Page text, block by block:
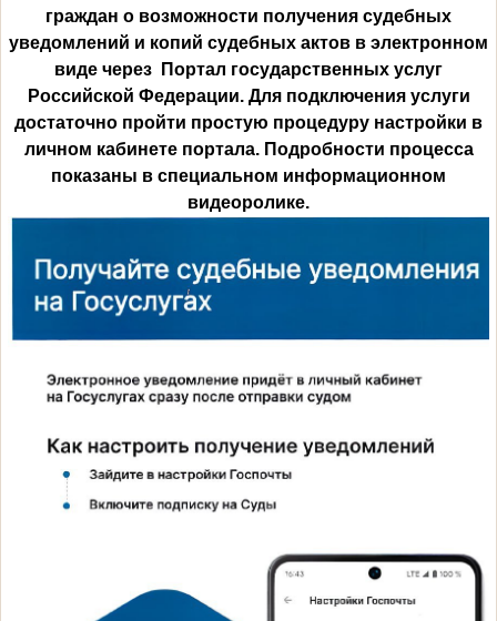
граждан о возможности получения судебных
уведомлений и копий судебных актов в электронном
виде через Портал государственных услуг
Российской Федерации. Для подключения услуги
достаточно пройти простую процедуру настройки в
личном кабинете портала. Подробности процесса
показаны в специальном информационном
видеоролике.